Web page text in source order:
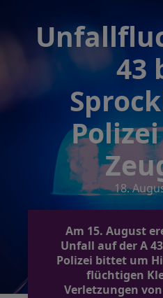
43
18.
Am 15. August
Unfall auf der A
Polizei bittet um
flüchtigen
Verletzungen